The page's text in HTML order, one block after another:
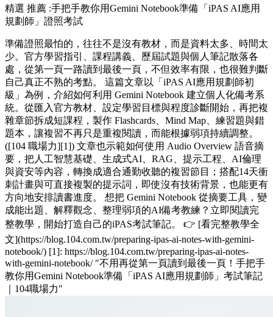
精選 推薦 :手把手教你用Gemini Notebook準備「iPAS AI應用
規劃師」證照考試
準備證照最怕的，往往不是沒有教材，而是資料太多、時間太
少。官方學習指引、課程講義、歷屆試題與個人筆記散落各
處，從第一頁一路讀到最後一頁，不但效率有限，也很難判斷
自己真正不熟的考點。 這篇文章以「iPAS AI應用規劃師初
級」為例，介紹如何利用 Gemini Notebook 建立個人化備考系
統。從匯入官方教材、設定學習目標與程度診斷開始，再把複
雜章節拆成短課程，製作 Flashcards、Mind Map、練習題與錯
題本，讓複習不再只是重複閱讀，而能根據弱項持續調整。
([104 職場力][1]) 文章也示範如何使用 Audio Overview 語音摘
要，把人工智慧基礎、生成式AI、RAG、提示工程、AI倫理
與資安等內容，轉換成適合通勤收聽的複習節目；搭配14天衝
刺計畫與可直接複製的提示詞，即使沒有技術背景，也能更有
方向地安排讀書進度。 想把 Gemini Notebook 從摘要工具，變
成能出題、解釋觀念、整理弱項的AI備考教練？立即閱讀完
整教學，開始打造自己的iPAS考試筆記。 👉 [看完整教學全
文](https://blog.104.com.tw/preparing-ipas-ai-notes-with-gemini-
notebook/) [1]: https://blog.104.com.tw/preparing-ipas-ai-notes-
with-gemini-notebook/ "不用再從第一頁讀到最後一頁！手把手
教你用Gemini Notebook準備「iPAS AI應用規劃師」考試筆記
｜104職場力"